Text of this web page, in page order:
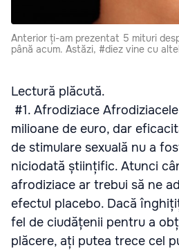
Anterior ți-am prezentat 5 mituri
până acum. Astăzi, #diez vine cu
Lectură plăcută.
#1. Afrodiziace
milioane de euro, dar
de stimulare sexuală nu a
niciodată științific. Atunci
afrodiziace ar trebui să ne
efectul placebo. Dacă
fel de ciudățenii pentru a
plăcere, ați putea trece cel